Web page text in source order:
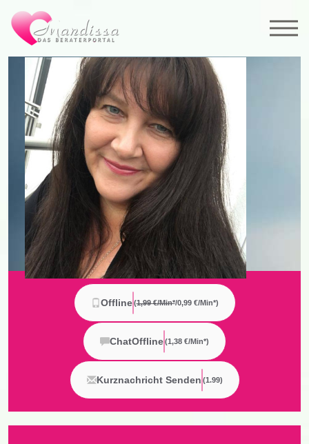
Offline (1,99 €/min*/0,99 €/min*)
ChatOffline(1,38 €/min*)
Kurznachricht Senden (1.99)